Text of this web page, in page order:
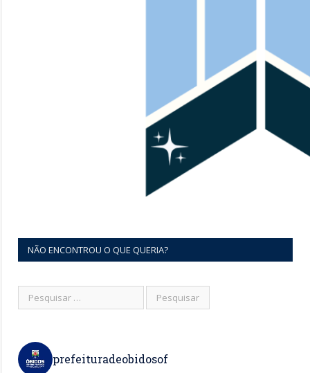
NÃO ENCONTROU O QUE QUERIA?
prefeituradeobidosof